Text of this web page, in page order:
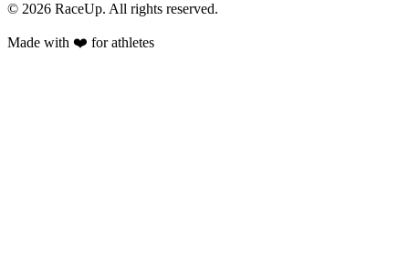
© 2026 RaceUp. All rights reserved.
Made with ❤️ for athletes